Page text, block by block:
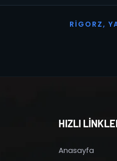
R I G O R Z, Y
HIZLI
Anasayfa